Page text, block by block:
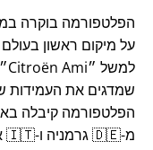
על מיקום ראשון
למשל
Citroën Ami
הפלטפורמה קיבלה
מ-🇩🇪 גרמניה ו-🇮🇹 איטליה.